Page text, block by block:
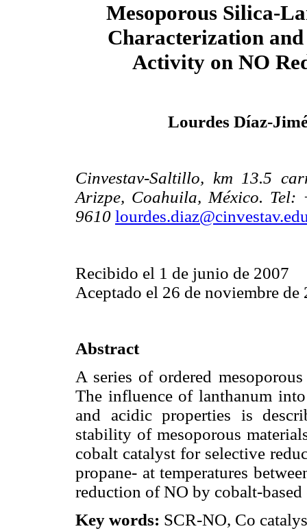
Mesoporous Silica-
Characterization
Activity on NO
Lourdes Díaz-
Cinvestav-Saltillo, km 13.5
Arizpe, Coahuila, México.
9610
Recibido el 1 de junio de 2007
Aceptado el 26 de noviembre de
Abstract
A series of ordered
The influence of lanthanum
and acidic properties is
stability of mesoporous
cobalt catalyst for selective
propane- at temperatures
reduction of NO by cobalt-
Key words: SCR-NO, Co